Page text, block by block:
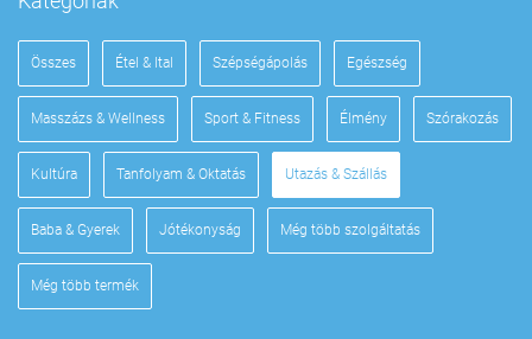
Összes Étel & Ital Szépségápolás Egészség
Masszázs & Wellness Sport & Fitness Élmény Szórakozás
Kultúra Tanfolyam & Oktatás Utazás & Szállás
Baba & Gyerek Jótékonyság Még több szolgáltatás
Még több termék